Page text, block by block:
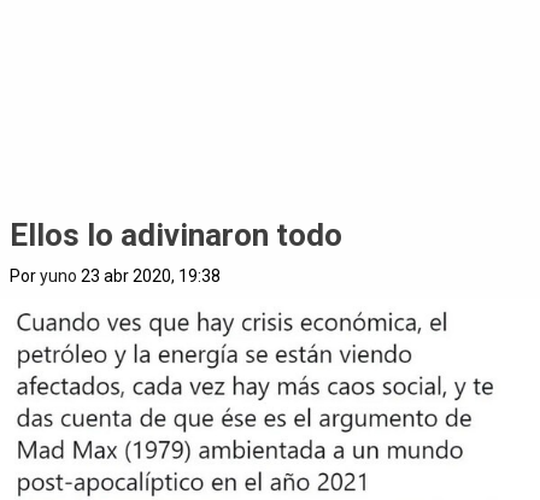
Ellos lo adivinaron todo
Poryuno 23 abr 2020, 19:38